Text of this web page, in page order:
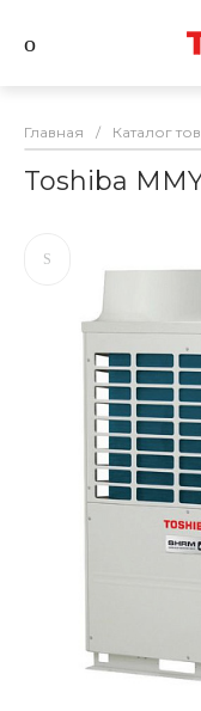
Главная / Каталог
Toshiba